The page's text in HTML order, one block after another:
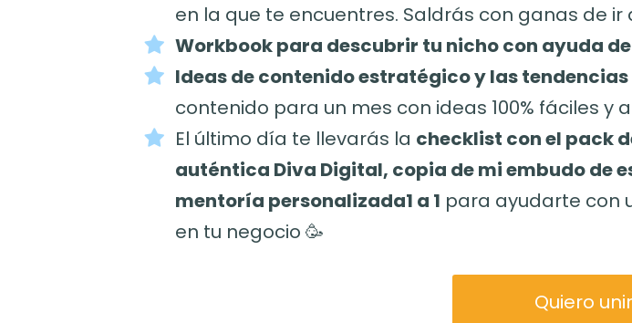
en la que te encuentres. Saldrás con ganas de
Workbook para descubrir tu nicho con ayuda
Ideas de contenido estratégico y las
contenido para un mes con ideas 100% fáciles y
El último día te llevarás la checklist con el pack
auténtica Diva Digital, copia de mi embudo de
mentoría personalizada1 a 1 para ayudarte con
en tu negocio 🥳
Quiero